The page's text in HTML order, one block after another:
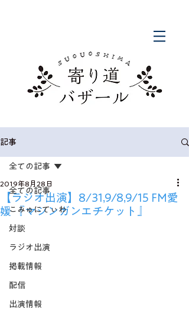
記事
全ての記事
こみゅにてぃわ
対談
ラジオ出演
掲載情報
配信
出演情報
全ての記事
【ラジオ出演】8/31,9/8,9/15 FM愛
媛 『マシンガンエチケット』
2019年8月28日